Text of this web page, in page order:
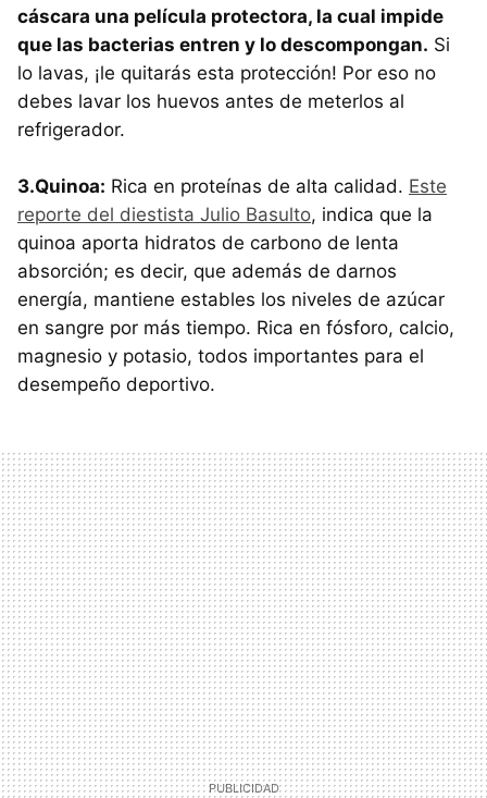
cáscara una película protectora, la cual impide
que las bacterias entren y lo descompongan. Si
lo lavas, ¡le quitarás esta protección! Por eso no
debes lavar los huevos antes de meterlos al
refrigerador.
3.Quinoa: Rica en proteínas de alta calidad. Este
reporte del diestista Julio Basulto, indica que la
quinoa aporta hidratos de carbono de lenta
absorción; es decir, que además de darnos
energía, mantiene estables los niveles de azúcar
en sangre por más tiempo. Rica en fósforo, calcio,
magnesio y potasio, todos importantes para el
desempeño deportivo.